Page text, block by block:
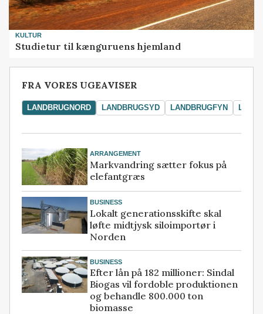
KULTUR
Studietur til kænguruens hjemland
FRA VORES UGEAVISER
LANDBRUGNORD LANDBRUGSYD LANDBRUGFYN
ARRANGEMENT
Markvandring sætter fokus på
elefantgræs
BUSINESS
Lokalt generationsskifte skal
løfte midtjysk siloimportør i
Norden
BUSINESS
Efter lån på 182 millioner: Sindal
Biogas vil fordoble produktionen
og behandle 800.000 ton
biomasse